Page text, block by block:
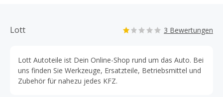
Lott 3 Bewertungen
Lott Autoteile ist Dein Online-Shop rund um das Auto. Bei
uns finden Sie Werkzeuge, Ersatzteile, Betriebsmittel und
Zubehör für nahezu jedes KFZ.